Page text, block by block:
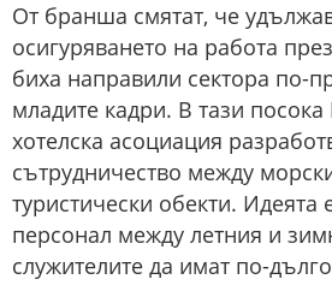
От бранша смятат, че
осигуряването на работа
биха направили сектора по-
младите кадри. В тази посока
хотелска асоциация
сътрудничество между
туристически обекти. Идеята
персонал между летния и
служителите да имат по-